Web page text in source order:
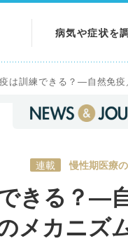
病気や症状を
症状を調べる
は訓練できる？―自然免
連載 慢性期医療
きる？―
メカニズ